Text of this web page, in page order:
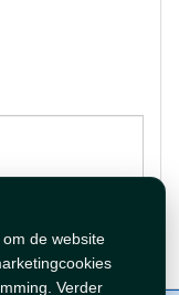
de website
Verder